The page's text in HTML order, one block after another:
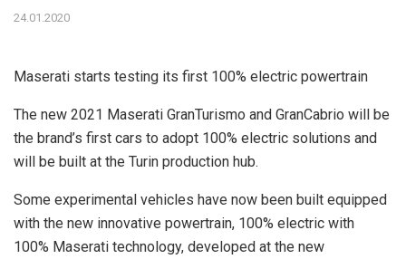
24.01.2020
Maserati starts testing its first 100% electric powertrain
The new 2021 Maserati GranTurismo and GranCabrio will be
the brand’s first cars to adopt 100% electric solutions and
will be built at the Turin production hub.
Some experimental vehicles have now been built equipped
with the new innovative powertrain, 100% electric with
100% Maserati technology, developed at the new